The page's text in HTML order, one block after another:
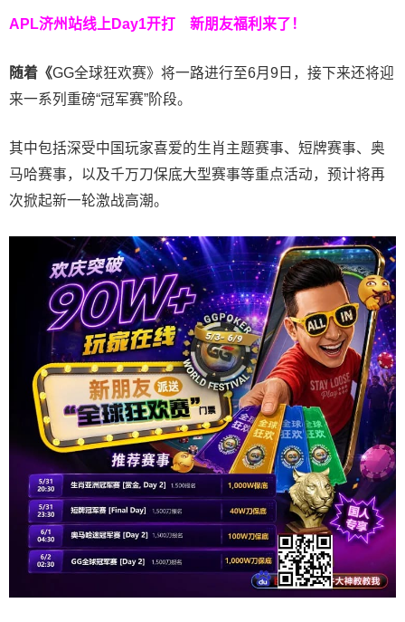
APL济州站线上Day1开打 新朋友福利来了！
随着《GG全球狂欢赛》将一路进行至6月9日，接下来还将迎
来一系列重磅“冠军赛”阶段。
其中包括深受中国玩家喜爱的生肖主题赛事、短牌赛事、奥
马哈赛事，以及千万刀保底大型赛事等重点活动，预计将再
次掀起新一轮激战高潮。